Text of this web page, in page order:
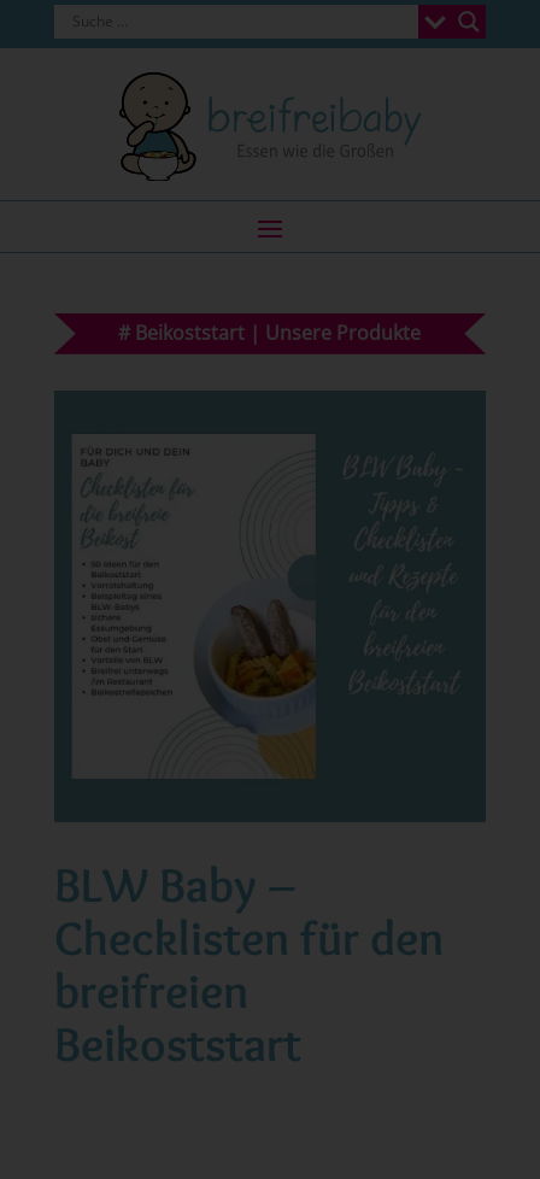
# Beikoststart | Unsere Produkte
BLW Baby –
Checklisten für den
breifreien
Beikoststart